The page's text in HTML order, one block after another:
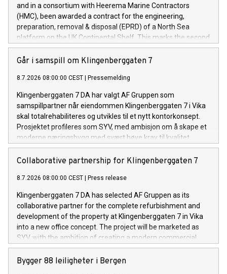
and in a consortium with Heerema Marine Contractors
(HMC), been awarded a contract for the engineering,
preparation, removal & disposal (EPRD) of a North Sea
platform on the UK Continental Shelf. This marks the second
contract awarded to the consortium within a short
timeframe.
Går i samspill om Klingenberggaten 7
8.7.2026 08:00:00 CEST Pressemelding
Klingenberggaten 7 DA har valgt AF Gruppen som
samspillpartner når eiendommen Klingenberggaten 7 i Vika
skal totalrehabiliteres og utvikles til et nytt kontorkonsept.
Prosjektet profileres som SYV, med ambisjon om å skape et
moderne næringsbygg med svært høye krav til kvalitet,
fleksibilitet og bærekraft.
Collaborative partnership for Klingenberggaten 7
8.7.2026 08:00:00 CEST Press release
Klingenberggaten 7 DA has selected AF Gruppen as its
collaborative partner for the complete refurbishment and
development of the property at Klingenberggaten 7 in Vika
into a new office concept. The project will be marketed as
SYV, with the ambition of creating a modern commercial
building with exceptionally high standards for quality,
flexibility and sustainability.
Bygger 88 leiligheter i Bergen